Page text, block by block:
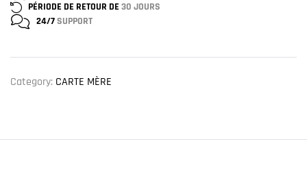
PÉRIODE DE RETOUR DE 30 JOURS
24/7SUPPORT
Category: CARTE MÈRE